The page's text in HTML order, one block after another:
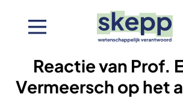
gaan
Reactie van Prof.
Vermeersch op het